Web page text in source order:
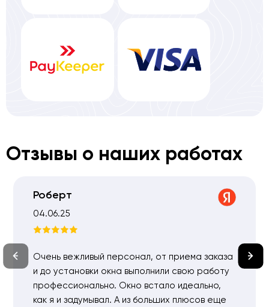
Отзывы о наших работах
Роберт
04.06.25
Очень вежливый персонал, от приема заказа
и до установки окна выполнили свою работу
профессионально. Окно встало идеально,
как я и задумывал. А из больших плюсов еще